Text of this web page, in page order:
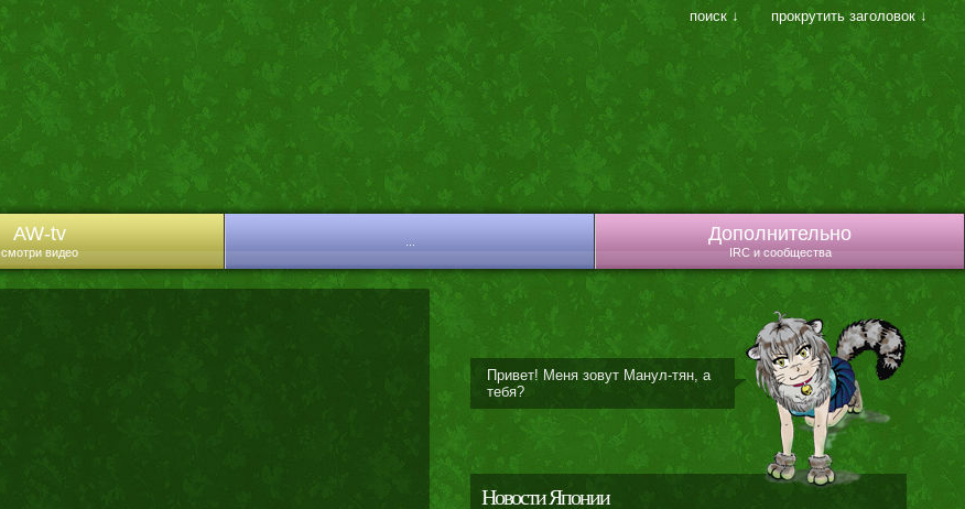
AW-tv
смотри видео
Дополнительно
IRC и сообщества
поиск ↓ прокрутить заголовок ↓
Привет! Меня зовут Манул-тян, а
тебя?
Новости Японии